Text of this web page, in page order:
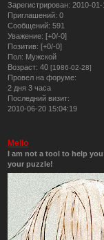
Зарегистрирован: 2010-01-
Приглашений: 0
Сообщений: 591
Уважение: [+0/-0]
Позитив: [+0/-0]
Пол: Мужской
Возраст: 40 [1986-02-28]
Провел на форуме:
2 дня 3 часа
Последний визит:
2010-06-20 15:04:19
Mello
I am not a tool to help
your puzzle!